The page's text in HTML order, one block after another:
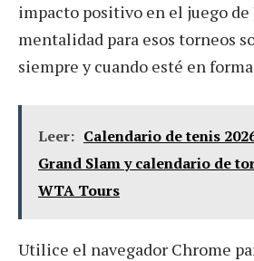
impacto positivo en el juego de
mentalidad para esos torneos
siempre y cuando esté en
Leer: Calendario de tenis
Grand Slam y calendario de
WTA Tours
Utilice el navegador Chrome